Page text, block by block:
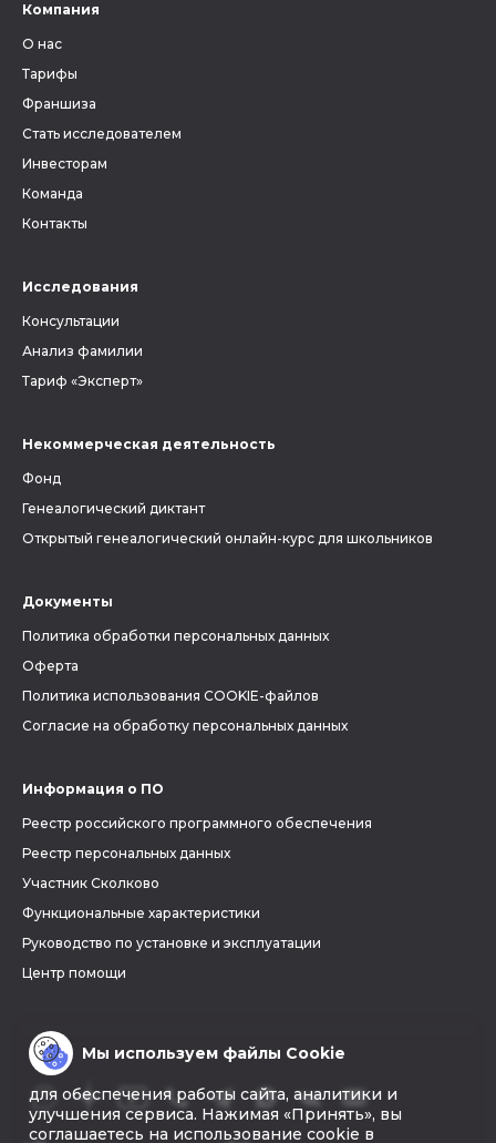
Компания
О нас
Тарифы
Франшиза
Стать исследователем
Инвесторам
Команда
Контакты
Исследования
Консультации
Анализ фамилии
Тариф «Эксперт»
Некоммерческая деятельность
Фонд
Генеалогический диктант
Открытый генеалогический онлайн-курс для школьников
Документы
Политика обработки персональных данных
Оферта
Политика использования COOKIE-файлов
Согласие на обработку персональных данных
Информация о ПО
Реестр российского программного обеспечения
Реестр персональных данных
Участник Сколково
Функциональные характеристики
Руководство по установке и эксплуатации
Центр помощи
Мы используем файлы Cookie
для обеспечения работы сайта, аналитики и
улучшения сервиса. Нажимая «Принять», вы
соглашаетесь на использование cookie в